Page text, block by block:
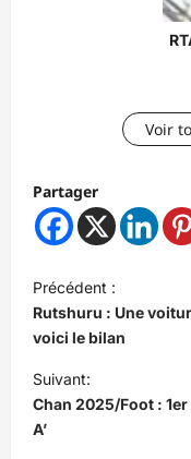
Voir
Partager
N
a
v
i
g
a
Précédent :
Rutshuru : Une
voici le bilan
Suivant:
Chan 2025/Foot :
A’